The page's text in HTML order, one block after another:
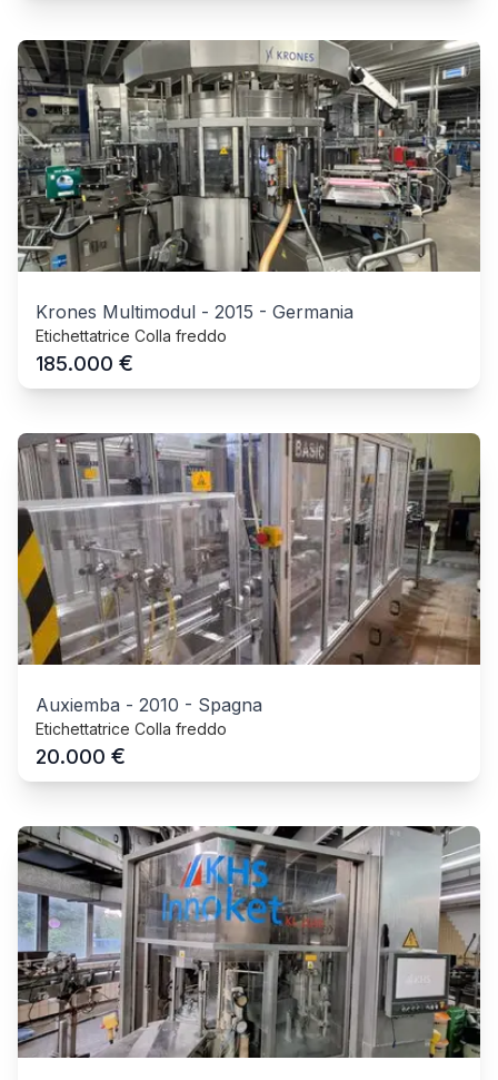
Krones Multimodul - 2015 - Germania
Etichettatrice Colla freddo
185.000 €
Auxiemba - 2010 - Spagna
Etichettatrice Colla freddo
20.000 €